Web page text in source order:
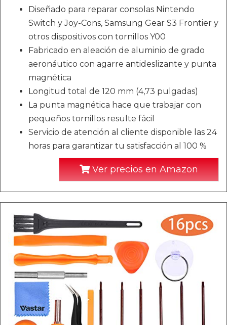
Diseñado para reparar consolas Nintendo
Switch y Joy-Cons, Samsung Gear S3 Frontier y
otros dispositivos con tornillos Y00
Fabricado en aleación de aluminio de grado
aeronáutico con agarre antideslizante y punta
magnética
Longitud total de 120 mm (4,73 pulgadas)
La punta magnética hace que trabajar con
pequeños tornillos resulte fácil
Servicio de atención al cliente disponible las 24
horas para garantizar tu satisfacción al 100 %
Ver precios en Amazon